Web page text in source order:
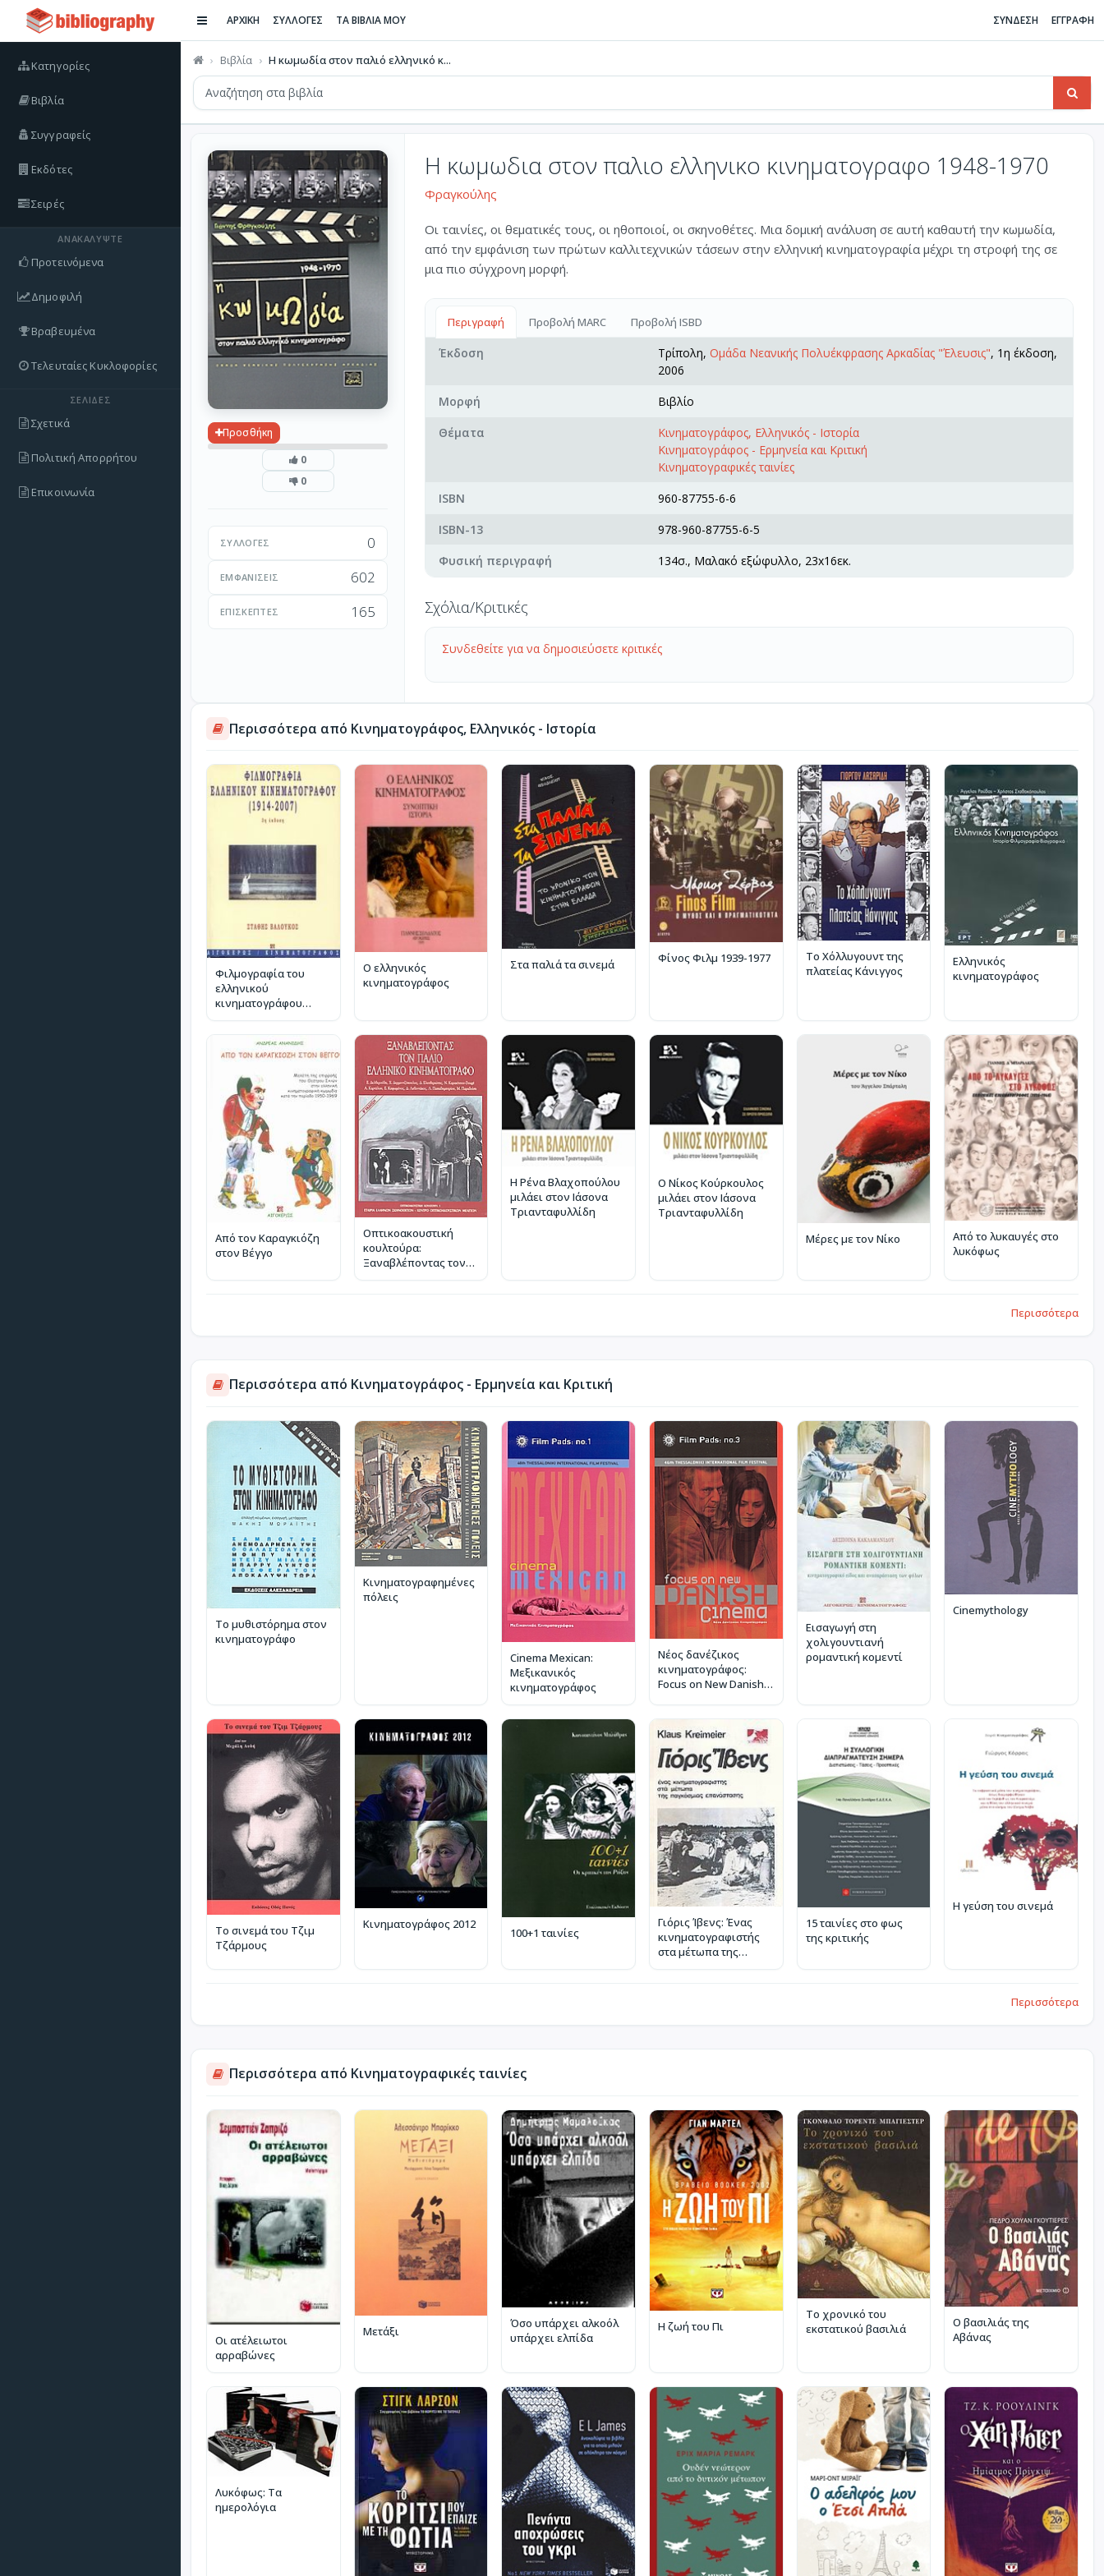
Κατηγορίες
Βιβλία
Συγγραφείς
Εκδότες
Σειρές
ΑΝΑΚΑΛΎΨΤΕ
Προτεινόμενα
Δημοφιλή
Βραβευμένα
Τελευταίες Κυκλοφορίες
ΣΕΛΊΔΕΣ
Σχετικά
Πολιτική Απορρήτου
Επικοινωνία
ΑΡΧΙΚΗ ΣΥΛΛΟΓΕΣ ΤΑ ΒΙΒΛΙΑ ΜΟΥ ΣΥΝΔΕΣΗ ΕΓΓΡΑΦΗ
Βιβλία Η κωμωδία στον παλιό ελληνικό κ...
Προσθήκη
0
0
ΣΥΛΛΟΓΈΣ 0
ΕΜΦΑΝΊΣΕΙΣ 602
ΕΠΙΣΚΈΠΤΕΣ 165
Η κωμωδια στον παλιο ελληνικο κινηματογραφο 1948-1970
Φραγκούλης
Οι ταινίες, οι θεματικές τους, οι ηθοποιοί, οι σκηνοθέτες. Μια δομική ανάλυση σε αυτή καθαυτή την κωμωδία,
από την εμφάνιση των πρώτων καλλιτεχνικών τάσεων στην ελληνική κινηματογραφία μέχρι τη στροφή της σε
μια πιο σύγχρονη μορφή.
Περιγραφή Προβολή MARC Προβολή ISBD
Έκδοση Τρίπολη, Ομάδα Νεανικής Πολυέκφρασης Αρκαδίας "Έλευσις", 1η έκδοση,
2006
Μορφή
Βιβλίο
Θέματα
Κινηματογράφος, Ελληνικός - Ιστορία
Κινηματογράφος - Ερμηνεία και Κριτική
Κινηματογραφικές ταινίες
ISBN
960-87755-6-6
ISBN-13
978-960-87755-6-5
Φυσική περιγραφή
134σ., Μαλακό εξώφυλλο, 23x16εκ.
Σχόλια/Κριτικές
Συνδεθείτε για να δημοσιεύσετε κριτικές
Περισσότερα από Κινηματογράφος, Ελληνικός - Ιστορία
Φιλμογραφία του
ελληνικού
κινηματογράφου
Ο ελληνικός
κινηματογράφος
Στα παλιά τα σινεμά Φίνος Φιλμ 1939-1977
Το Χόλλυγουντ της
πλατείας Κάνιγγος
Ελληνικός
κινηματογράφος
Από τον Καραγκιόζη
στον Βέγγο
Οπτικοακουστική
κουλτούρα:
Ξαναβλέποντας τον
Η Ρένα Βλαχοπούλου
μιλάει στον Ιάσονα
Τριανταφυλλίδη
Ο Νίκος Κούρκουλος
μιλάει στον Ιάσονα
Τριανταφυλλίδη
Μέρες με τον Νίκο
Από το λυκαυγές στο
λυκόφως
Περισσότερα
Περισσότερα από Κινηματογράφος - Ερμηνεία και Κριτική
Το μυθιστόρημα στον
κινηματογράφο
Κινηματογραφημένες
πόλεις
Cinema Mexican:
Μεξικανικός
κινηματογράφος
Νέος δανέζικος
κινηματογράφος:
Focus on New Danish
Εισαγωγή στη
χολιγουντιανή
ρομαντική κομεντί
Cinemythology
Το σινεμά του Τζιμ
Τζάρμους
Κινηματογράφος 2012
100+1 ταινίες
Γιόρις Ίβενς: Ένας
κινηματογραφιστής
στα μέτωπα της
15 ταινίες στο φως
της κριτικής
Η γεύση του σινεμά
Περισσότερα
Περισσότερα από Κινηματογραφικές ταινίες
Οι ατέλειωτοι
αρραβώνες
Μετάξι
Όσο υπάρχει αλκοόλ
υπάρχει ελπίδα
Η ζωή του Πι
Το χρονικό του
εκστατικού βασιλιά
Ο βασιλιάς της
Αβάνας
Λυκόφως: Τα
ημερολόγια